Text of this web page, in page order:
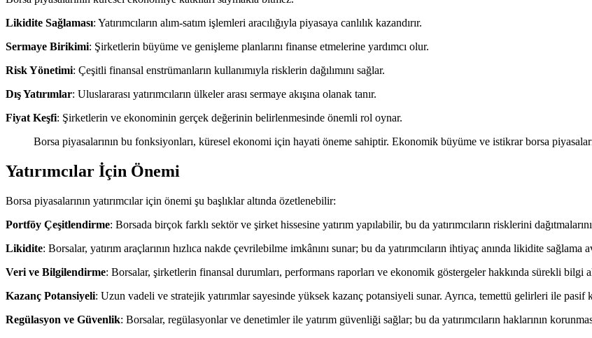
Likidite Sağlaması: Yatırımcıların alım-satım işlemleri aracılığıyla piyasaya canlılık kazandırır.
Sermaye Birikimi: Şirketlerin büyüme ve genişleme planlarını finanse etmelerine yardımcı olur.
Risk Yönetimi: Çeşitli finansal enstrümanların kullanımıyla risklerin dağılımını sağlar.
Dış Yatırımlar: Uluslararası yatırımcıların ülkeler arası sermaye akışına olanak tanır.
Fiyat Keşfi: Şirketlerin ve ekonominin gerçek değerinin belirlenmesinde önemli rol oynar.
Borsa piyasalarının bu fonksiyonları, küresel ekonomi için hayati öneme sahiptir. Ekonomik büyüme ve istikrar borsa
Yatırımcılar İçin Önemi
Borsa piyasalarının yatırımcılar için önemi şu başlıklar altında özetlenebilir:
Portföy Çeşitlendirme: Borsada birçok farklı sektör ve şirket hissesine yatırım yapılabilir, bu da yatırımcıların risklerini
Likidite: Borsalar, yatırım araçlarının hızlıca nakde çevrilebilme imkânını sunar; bu da yatırımcıların ihtiyaç anında likidite sağlama
Veri ve Bilgilendirme: Borsalar, şirketlerin finansal durumları, performans raporları ve ekonomik göstergeler hakkında sürekli bilgi
Kazanç Potansiyeli: Uzun vadeli ve stratejik yatırımlar sayesinde yüksek kazanç potansiyeli sunar. Ayrıca, temettü gelirleri ile pasif
Regülasyon ve Güvenlik: Borsalar, regülasyonlar ve denetimler ile yatırım güvenliği sağlar; bu da yatırımcıların haklarının